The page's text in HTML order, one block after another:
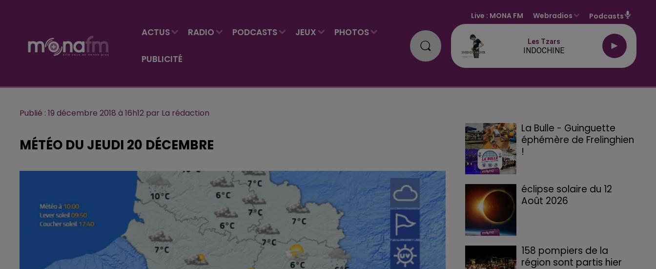
ACTUS RADIO PODCASTS JEUX PHOTOS
PUBLICITÉ
Live : MONA FM Webradios Podcasts
Les Tzars
INDOCHINE
Publié : 19 décembre 2018 à 16h12 par La rédaction
MÉTÉO DU JEUDI 20 DÉCEMBRE
La Bulle - Guinguette
éphémère de Frelinghien
!
éclipse solaire du 12
Août 2026
158 pompiers de la
région sont partis hier